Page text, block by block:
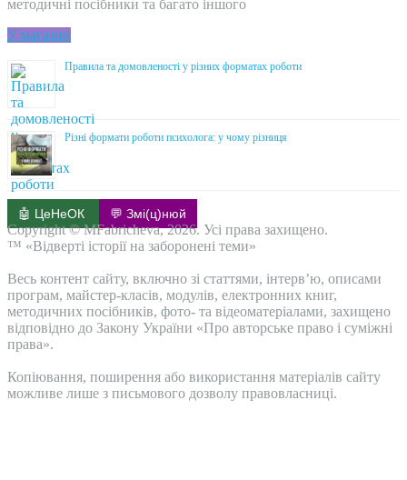
методичні посібники та багато іншого
У магазин
Правила та домовленості у різних форматах роботи
Різні формати роботи психолога: у чому різниця
🤖 ЦеНеОК 💬 Змі(ц)нюй
Copyright © MFabricheva, 2026. Усі права захищено.
™ «Відверті історії на заборонені теми»
Весь контент сайту, включно зі статтями, інтерв’ю, описами
програм, майстер-класів, модулів, електронних книг,
методичних посібників, фото- та відеоматеріалами, захищено
відповідно до Закону України «Про авторське право і суміжні
права».
Копіювання, поширення або використання матеріалів сайту
можливе лише з письмового дозволу правовласниці.